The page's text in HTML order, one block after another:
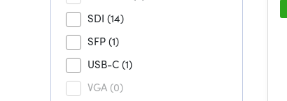
SDI (14)
SFP(1)
USB-C(1)
VGA (0)